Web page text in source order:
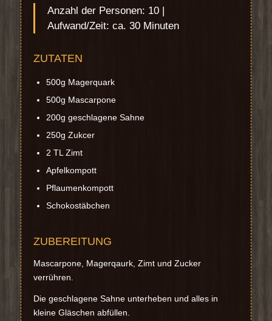
Anzahl der Personen: 10 |
Aufwand/Zeit: ca. 30 Minuten
ZUTATEN
500g Magerquark
500g Mascarpone
200g geschlagene Sahne
250g Zukcer
2 TL Zimt
Apfelkompott
Pflaumenkompott
Schokostäbchen
ZUBEREITUNG
Mascarpone, Magerqaurk, Zimt und Zucker
verrühren.
Die geschlagene Sahne unterheben und alles in
kleine Gläschen abfüllen.